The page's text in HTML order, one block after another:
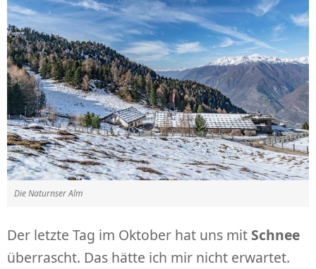
Die Naturnser Alm
Der letzte Tag im Oktober hat uns mit Schnee
überrascht. Das hätte ich mir nicht erwartet.